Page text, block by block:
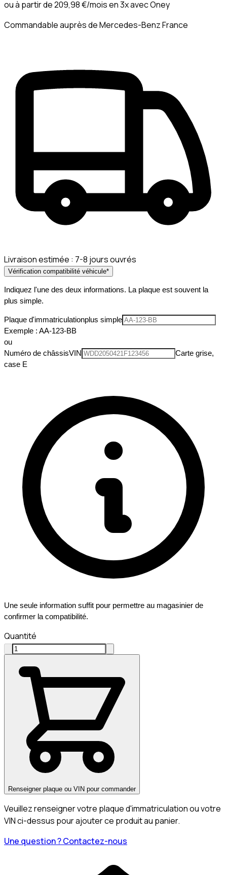
ou à partir de209,98 €/mois en 3x avecOney
Commandable auprès de Mercedes-Benz France
Livraison estimée : 7-8 jours ouvrés
Vérification compatibilité véhicule*
Indiquez l'une des deux informations. La plaque est souvent la
plus simple.
Plaque d'immatriculationplus simple
Exemple : AA-123-BB
ou
Numéro de châssisVIN
Carte grise,
case E
Une seule information suffit pour permettre au magasinier de
confirmer la compatibilité.
Quantité
Renseigner plaque ou VIN pour commander
Veuillez renseigner votre plaque d'immatriculation ou votre
VIN ci-dessus pour ajouter ce produit au panier.
Une question ? Contactez-nous